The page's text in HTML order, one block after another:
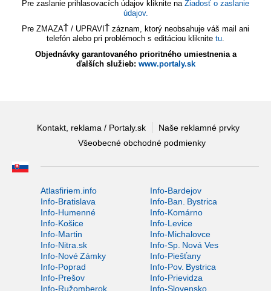
Pre zaslanie prihlasovacích údajov kliknite na Žiadosť o zaslanie
údajov.
Pre ZMAZAŤ / UPRAVIŤ záznam, ktorý neobsahuje váš mail ani
telefón alebo pri problémoch s editáciou kliknite tu.
Objednávky garantovaného prioritného umiestnenia a
ďalších služieb: www.portaly.sk
Kontakt, reklama / Portaly.sk
Naše reklamné prvky
Všeobecné obchodné podmienky
Atlasfiriem.info
Info-Bardejov
Info-Bratislava
Info-Ban. Bystrica
Info-Humenné
Info-Komárno
Info-Košice
Info-Levice
Info-Martin
Info-Michalovce
Info-Nitra.sk
Info-Sp. Nová Ves
Info-Nové Zámky
Info-Piešťany
Info-Poprad
Info-Pov. Bystrica
Info-Prešov
Info-Prievidza
Info-Ružomberok
Info-Slovensko